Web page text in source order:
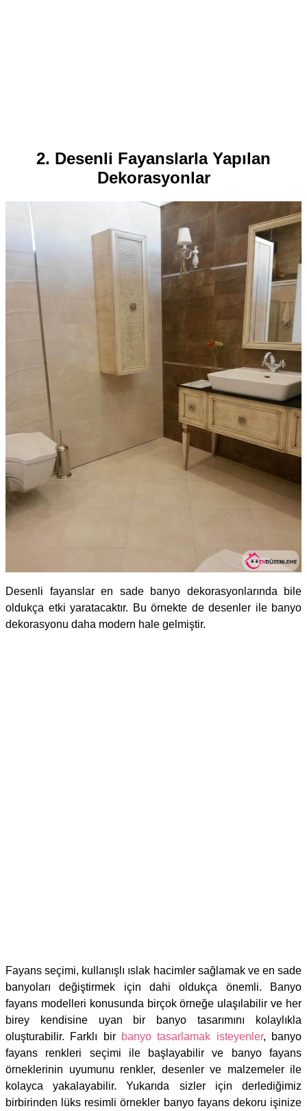
2. Desenli Fayanslarla Yapılan
Dekorasyonlar
Desenli fayanslar en sade banyo dekorasyonlarında bile
oldukça etki yaratacaktır. Bu örnekte de desenler ile banyo
dekorasyonu daha modern hale gelmiştir.
Fayans seçimi, kullanışlı ıslak hacimler sağlamak ve en sade
banyoları değiştirmek için dahi oldukça önemli. Banyo
fayans modelleri konusunda birçok örneğe ulaşılabilir ve her
birey kendisine uyan bir banyo tasarımını kolaylıkla
oluşturabilir. Farklı bir banyo tasarlamak isteyenler, banyo
fayans renkleri seçimi ile başlayabilir ve banyo fayans
örneklerinin uyumunu renkler, desenler ve malzemeler ile
kolayca yakalayabilir. Yukarıda sizler için derlediğimiz
birbirinden lüks resimli örnekler banyo fayans dekoru işinize